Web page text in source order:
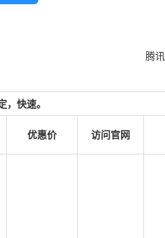
腾
，快速。
优惠价 访问官网